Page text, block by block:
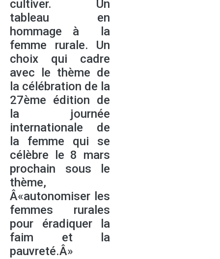
cultiver. Un
tableau en
hommage à la
femme rurale. Un
choix qui cadre
avec le thème de
la célébration de la
27ème édition de
la journée
internationale de
la femme qui se
célèbre le 8 mars
prochain sous le
thème,
Â«autonomiser les
femmes rurales
pour éradiquer la
faim et la
pauvreté.Â»